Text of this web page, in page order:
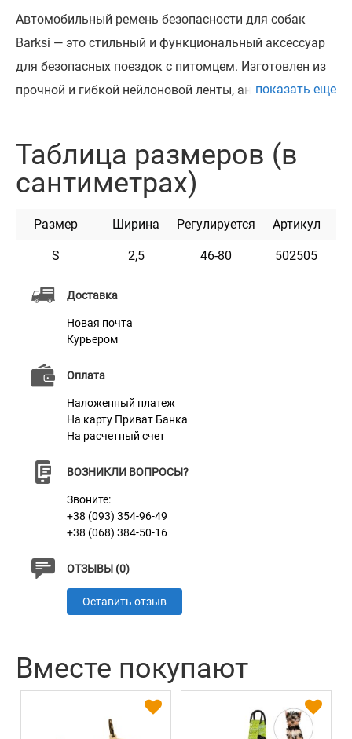
Доставка
Новая почта
Курьером
Оплата
Наложенный платеж
На карту Приват Банка
На расчетный счет
ВОЗНИКЛИ ВОПРОСЫ?
Звоните:
+38 (093) 354-96-49
+38 (068) 384-50-16
ОТЗЫВЫ (0)
Оставить отзыв
Автомобильный ремень безопасности для собак
Barksi — это стильный и функциональный аксессуар
для безопасных поездок с питомцем. Изготовлен из
прочной и гибкой нейлоновой ленты, аналогичной
длительном использовании.
Металлический карабин надёжно фиксируется к
стандартный разъём автомобильного сиденья.
Длина регулируется, что позволяет ограничить
предотвращая его перемещение и обеспечивая
безопасность во время поездки.
Такой ремень универсальное решение для
владельцев собак, которые заботятся о комфорте и
безопасности в дороге. Подходит для большинства
автомобилей и используется совместно со шлейкой.
показать еще
Таблица размеров (в
сантиметрах)
Размер Ширина Регулируется Артикул
S 2,5 46-80 502505
Вместе покупают